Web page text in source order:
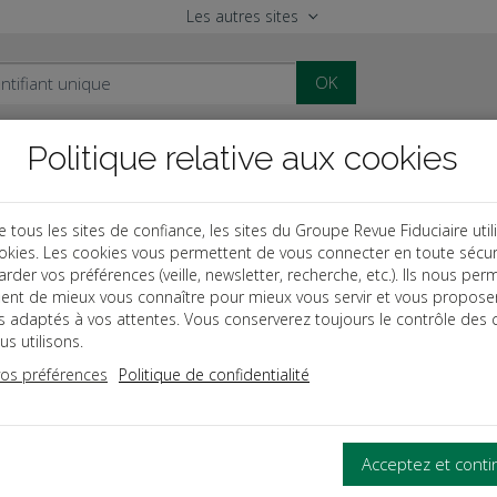
Les autres sites
OK
Fiscal
Avril 2026 (mise à jour le 15/07/2026)
- Dictionnaire
Politique relative aux cookies
tous les sites de confiance, les sites du Groupe Revue Fiduciaire
Les cookies vous permettent de vous connecter en toute
vos préférences (veille, newsletter, recherche, etc.). Ils nous
de mieux vous connaître pour mieux vous servir et vous
adaptés à vos attentes. Vous conserverez toujours le contrôle des
utilisons.
préférences
Politique de confidentialité
Acceptez et